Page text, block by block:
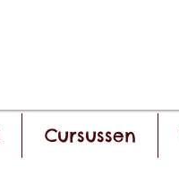
Cursussen